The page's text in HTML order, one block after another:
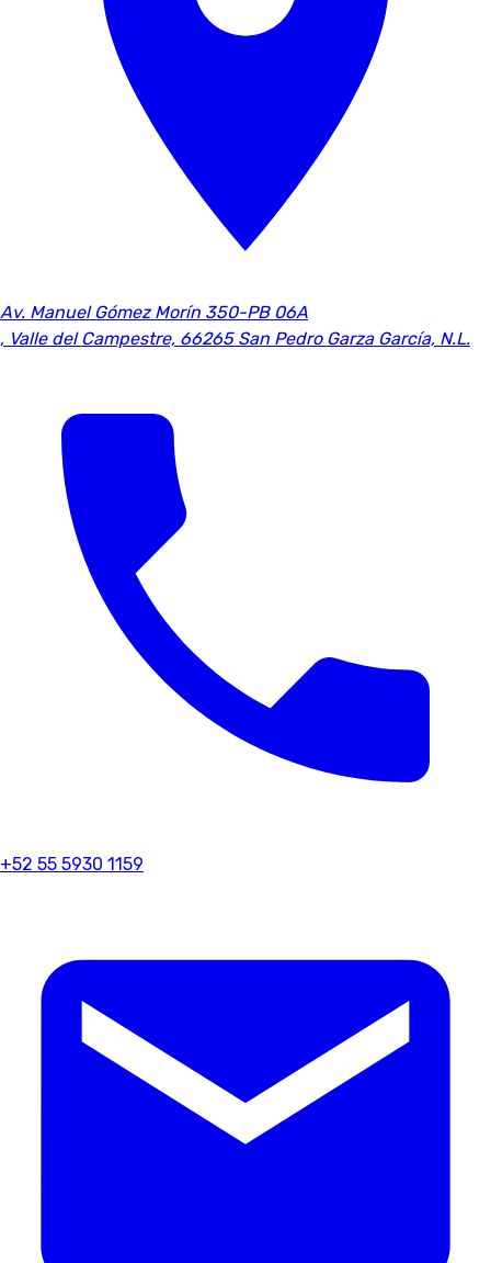
Av. Manuel Gómez Morín 350-PB 06A
, Valle del Campestre, 66265 San Pedro Garza García, N.L.
+52 55 5930 1159